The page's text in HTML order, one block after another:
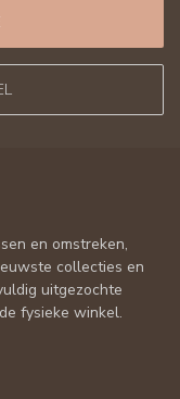
en omstreken,
collecties en
uitgezochte
fysieke winkel.